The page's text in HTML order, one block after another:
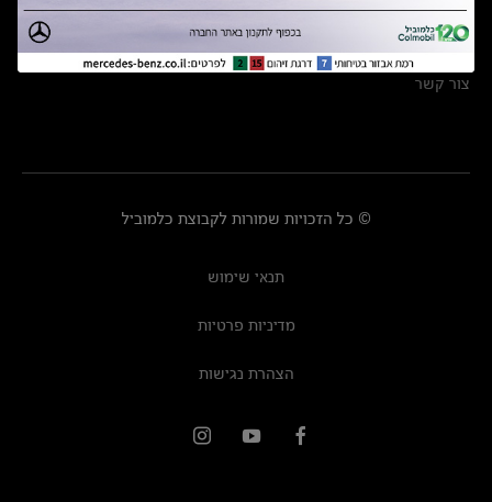
אולמות תצוגה
מרכזי שירות
צור קשר
© כל הזכויות שמורות לקבוצת כלמוביל
תנאי שימוש
מדיניות פרטיות
הצהרת נגישות